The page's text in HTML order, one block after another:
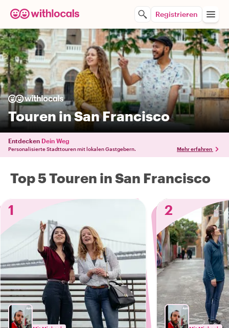
Registrieren
Touren in San Francisco
Entdecken Dein Weg
Personalisierte Stadttouren mit lokalen Gastgebern. Mehr erfahren
Top 5 Touren in San Francisco
1
2